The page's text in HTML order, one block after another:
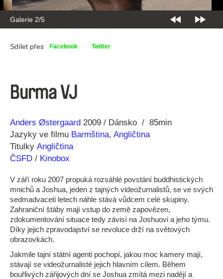
Galerie 2/5
Sdílet přes Facebook Twitter
Burma VJ
Režie
Anders Østergaard
Rok 2009 Dánsko
85min
Jazyky ve filmu Barmština, Angličtina
Titulky Angličtina
ČSFD / Kinobox
V září roku 2007 propuká rozsáhlé povstání buddhistických
mnichů a Joshua, jeden z tajných videožurnalistů, se ve svých
sedmadvaceti letech náhle stává vůdcem celé skupiny.
Zahraniční štáby mají vstup do země zapovězen,
zdokumentování situace tedy závisí na Joshuovi a jeho týmu.
Díky jejich zpravodajství se revoluce drží na světových
obrazovkách.
Jakmile tajní státní agenti pochopí, jakou moc kamery mají,
stávají se videožurnalisté jejich hlavním cílem. Během
bouřlivých zářijových dní se Joshua zmítá mezi nadějí a